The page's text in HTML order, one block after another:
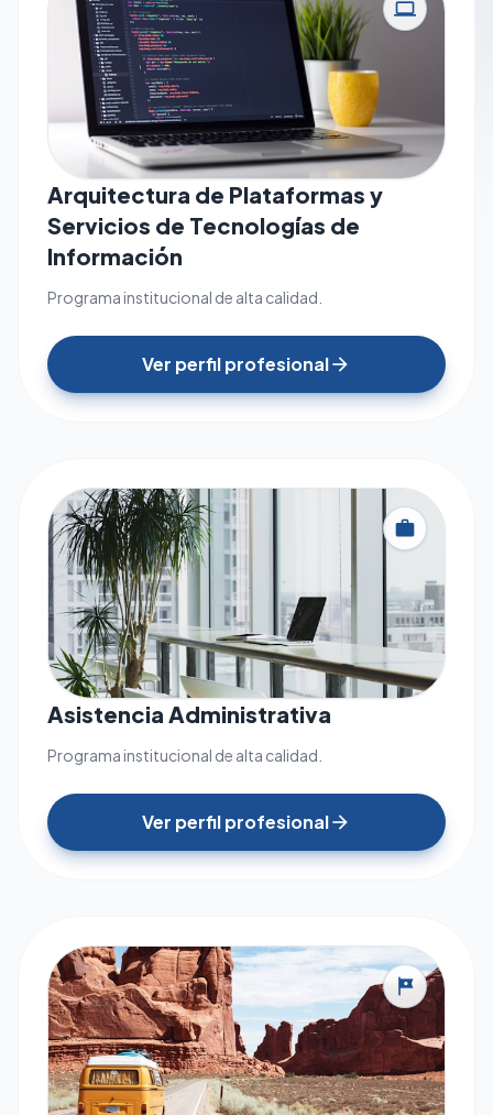
computer
Arquitectura de Plataformas y
Servicios de Tecnologías de
Información
Programa institucional de alta calidad.
Ver perfil profesionalarrow_forward
work
Asistencia Administrativa
Programa institucional de alta calidad.
Ver perfil profesionalarrow_forward
tour